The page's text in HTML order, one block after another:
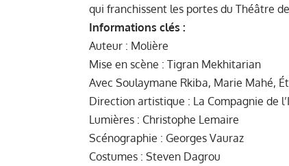
qui franchissent les portes du Théâtre
Informations clés :
Auteur : Molière
Mise en scène : Tigran Mekhitarian
Avec Soulaymane Rkiba, Marie Mahé,
Direction artistique : La Compagnie de
Lumières : Christophe Lemaire
Scénographie : Georges Vauraz
Costumes : Steven Dagrou